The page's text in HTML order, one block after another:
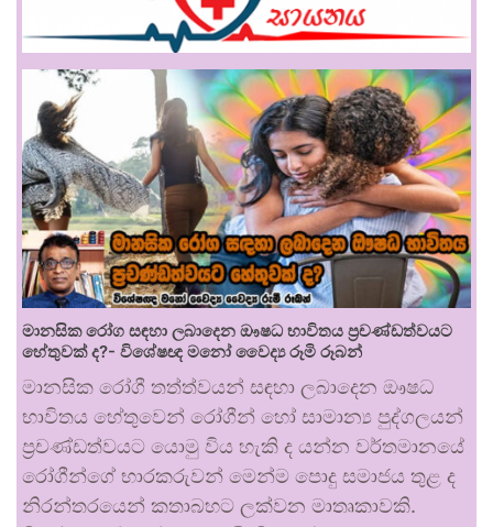
මානසික රෝග සඳහා ලබාදෙන ඖෂධ භාවිතය ප්‍රචණ්ඩත්වයට
හේතුවක් ද?- විශේෂඥ මනෝ වෛද්‍ය රූමි රූබන්
මානසික රෝගී තත්ත්වයන් සඳහා ලබාදෙන ඖෂධ
භාවිතය හේතුවෙන් රෝගීන් හෝ සාමාන්‍ය පුද්ගලයන්
ප්‍රචණ්ඩත්වයට යොමු විය හැකි ද යන්න වර්තමානයේ
රෝගීන්ගේ භාරකරුවන් මෙන්ම පොදු සමාජය තුළ ද
නිරන්තරයෙන් කතාබහට ලක්වන මාතෘකාවකි.